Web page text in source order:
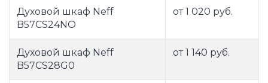
Духовой шкаф Neff
B57CS24NO
от 1 020 руб.
Духовой шкаф Neff
B57CS28G0
от 1 140 руб.